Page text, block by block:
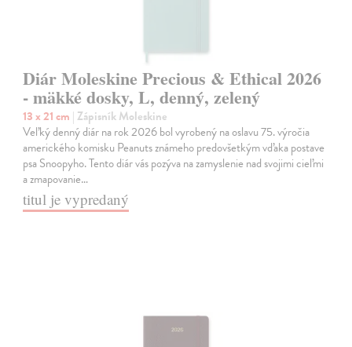
Diár Moleskine Precious & Ethical 2026
- mäkké dosky, L, denný, zelený
13 x 21 cm | Zápisník Moleskine
Veľký denný diár na rok 2026 bol vyrobený na oslavu 75. výročia
amerického komisku Peanuts známeho predovšetkým vďaka postave
psa Snoopyho. Tento diár vás pozýva na zamyslenie nad svojimi cieľmi
a zmapovanie…
titul je vypredaný